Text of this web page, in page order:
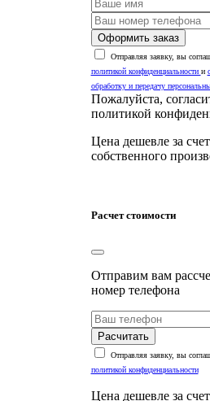
Оформить заказ
Отправляя заявку, вы
политикой конфиденциальности и
обработку и передачу
Пожалуйста,
политикой
Цена дешевле за счет
собственного
Расчет стоимости
Отправим вам
номер телефона
Расчитать
Отправляя заявку, вы
политикой конфиденциальности
Цена дешевле за счет